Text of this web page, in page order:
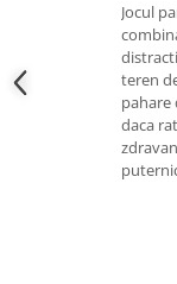
Jocul
teren
pahare
daca